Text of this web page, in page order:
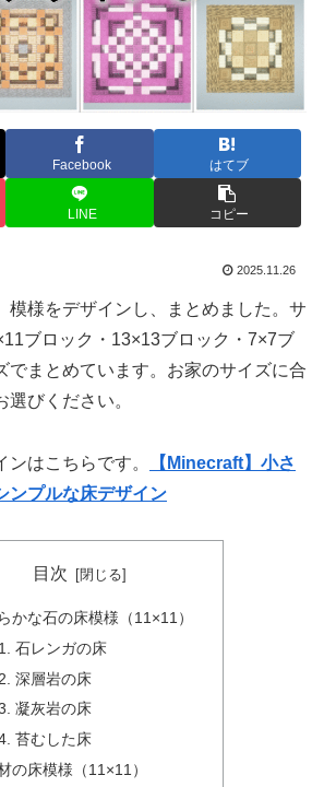
Facebook はてブ
LINE コピー
2025.11.26
模様をデザインし、まとめました。サ
ブロック・13×13ブロック・7×7ブ
でまとめています。お家のサイズに合
選びください。
はこちらです。
【Minecraft】小さ
ンプルな床デザイン
目次
かな石の床模様（11×11）
石レンガの床
深層岩の床
凝灰岩の床
苔むした床
の床模様（11×11）